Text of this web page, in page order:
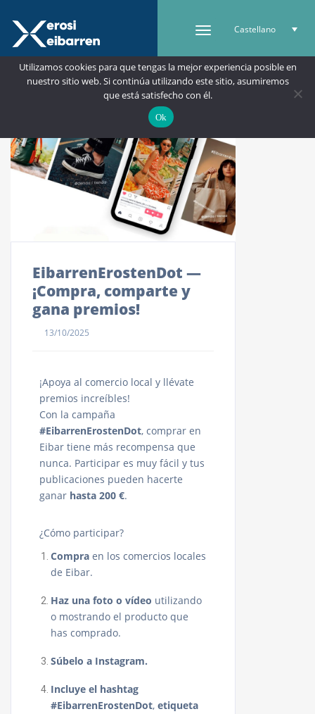
Castellano
EibarrenErostenDot —
¡Compra, comparte y
gana premios!
13/10/2025
¡Apoya al comercio local y llévate
premios increíbles!
Con la campaña
#EibarrenErostenDot, comprar en
Eibar tiene más recompensa que
nunca. Participar es muy fácil y tus
publicaciones pueden hacerte
ganar hasta 200 €.
¿Cómo participar?
Compra en los comercios locales
de Eibar.
Haz una foto o vídeo utilizando
o mostrando el producto que
has comprado.
Súbelo a Instagram.
Incluye el hashtag
#EibarrenErostenDot, etiqueta
Utilizamos cookies para que tengas la mejor experiencia posible en
nuestro sitio web. Si continúa utilizando este sitio, asumiremos
que está satisfecho con él.
Ok